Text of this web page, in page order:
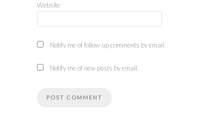
Website
Notify me of follow-up comments by email.
Notify me of new posts by email.